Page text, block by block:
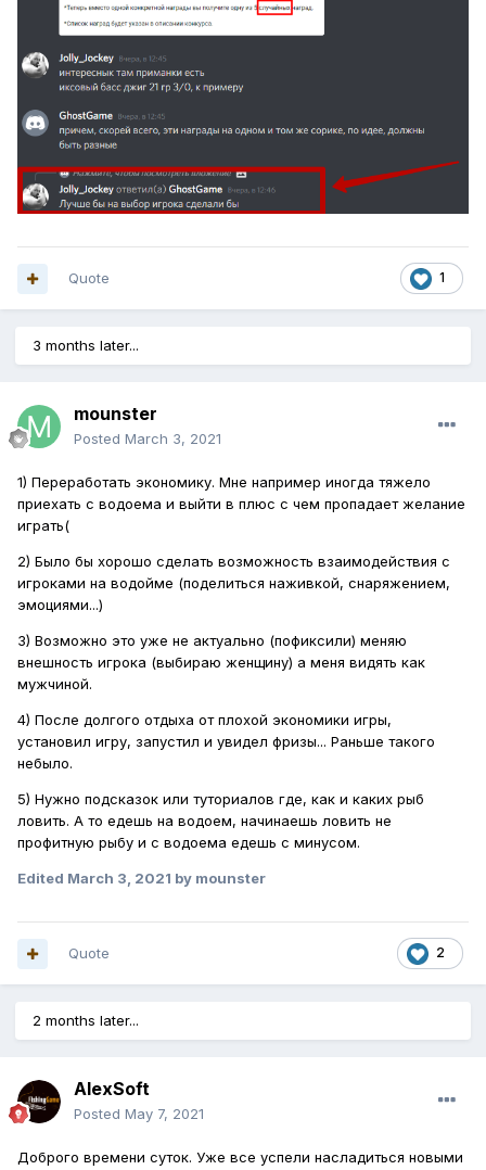
1
Quote
3 months later...
mounster
Posted March 3, 2021
1) Переработать экономику. Мне например иногда тяжело
приехать с водоема и выйти в плюс с чем пропадает желание
играть(
2) Было бы хорошо сделать возможность взаимодействия с
игроками на водойме (поделиться наживкой, снаряжением,
эмоциями...)
3) Возможно это уже не актуально (пофиксили) меняю
внешность игрока (выбираю женщину) а меня видять как
мужчиной.
4) После долгого отдыха от плохой экономики игры,
установил игру, запустил и увидел фризы... Раньше такого
небыло.
5) Нужно подсказок или туториалов где, как и каких рыб
ловить. А то едешь на водоем, начинаешь ловить не
профитную рыбу и с водоема едешь с минусом.
Edited March 3, 2021 by mounster
2
Quote
2 months later...
AlexSoft
Posted May 7, 2021
Доброго времени суток. Уже все успели насладиться новыми